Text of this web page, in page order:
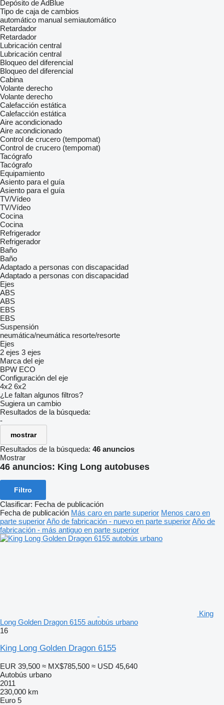
Depósito de AdBlue
Tipo de caja de cambios
automático manual semiautomático
Retardador
Retardador
Lubricación central
Lubricación central
Bloqueo del diferencial
Bloqueo del diferencial
Cabina
Volante derecho
Volante derecho
Calefacción estática
Calefacción estática
Aire acondicionado
Aire acondicionado
Control de crucero (tempomat)
Control de crucero (tempomat)
Tacógrafo
Tacógrafo
Equipamiento
Asiento para el guía
Asiento para el guía
TV/Vídeo
TV/Vídeo
Cocina
Cocina
Refrigerador
Refrigerador
Baño
Baño
Adaptado a personas con discapacidad
Adaptado a personas con discapacidad
Ejes
ABS
ABS
EBS
EBS
Suspensión
neumática/neumática resorte/resorte
Ejes
2 ejes 3 ejes
Marca del eje
BPW ECO
Configuración del eje
4x2 6x2
¿Le faltan algunos filtros?
Sugiera un cambio
Resultados de la búsqueda:
-
mostrar
Resultados de la búsqueda: 46 anuncios
Mostrar
46 anuncios: King Long autobuses
Filtro
Clasificar: Fecha de publicación
Fecha de publicación Más caro en parte superior Menos caro en
parte superiorAño de fabricación - nuevo en parte superiorAño de
fabricación - más antiguo en parte superior
King
Long Golden Dragon 6155 autobús urbano
16
King Long Golden Dragon 6155
EUR 39,500 ≈ MX$785,500 ≈ USD 45,640
Autobús urbano
2011
230,000 km
Euro 5